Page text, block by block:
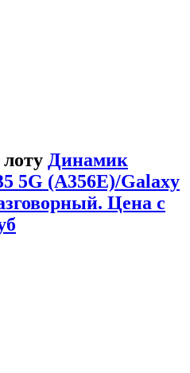
Динамик
5G (A356E)/Galaxy
Цена с